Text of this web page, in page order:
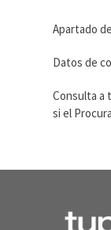
Apartado
Datos de
Consulta a
si el